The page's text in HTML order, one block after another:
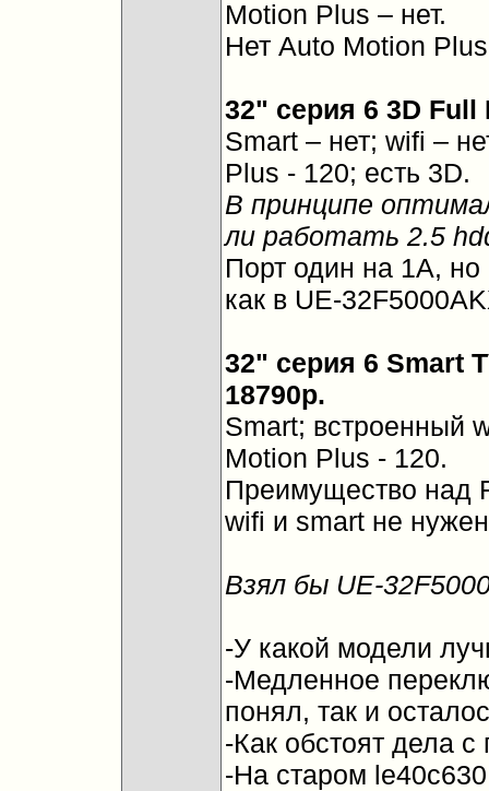
Motion Plus – нет.
Нет Auto Motion
32" серия 6 3D Full
Smart – нет; wifi –
Plus - 120; есть 3D.
В принципе
ли работать 2.5
Порт один на 1A, но
как в UE-
32" серия 6 Smart
18790р.
Smart; встроенный
Motion Plus - 120.
Преимущество над
wifi и smart не
Взял бы UE-
-У какой модели
-Медленное
понял, так и
-Как обстоят дела с
-На старом